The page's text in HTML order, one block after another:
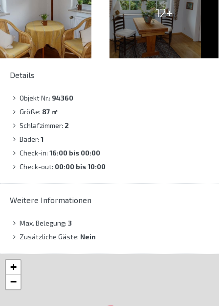
12+
Details
Objekt Nr.: 94360
Größe: 87 ㎡
Schlafzimmer: 2
Bäder: 1
Check-in: 16:00 bis 00:00
Check-out: 00:00 bis 10:00
Weitere Informationen
Max. Belegung: 3
Zusätzliche Gäste: Nein
+
−